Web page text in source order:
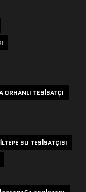
ORHANLI TESISATÇI
SU TESISATÇISI